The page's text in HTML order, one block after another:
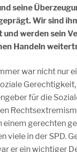
seine
Wir sind
werden sein
Handeln
war nicht nur
für die
einem gerechten
viele in der SPD.
er ein wichtiger